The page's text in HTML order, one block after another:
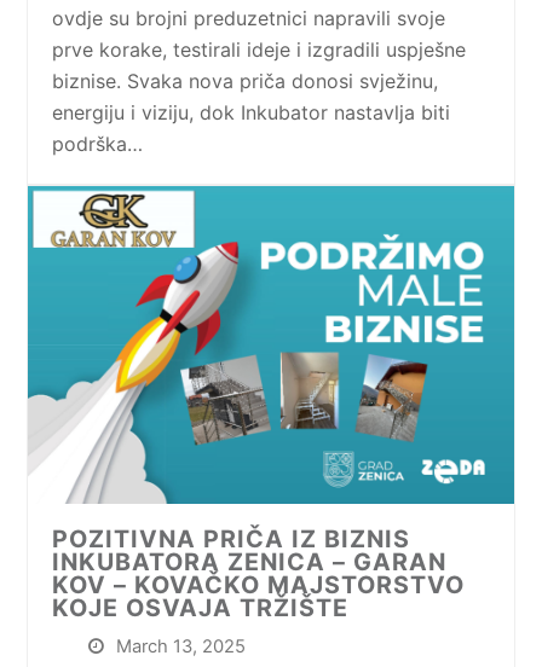
ovdje su brojni preduzetnici napravili svoje
prve korake, testirali ideje i izgradili uspješne
biznise. Svaka nova priča donosi svježinu,
energiju i viziju, dok Inkubator nastavlja biti
podrška…
POZITIVNA PRIČA IZ BIZNIS
INKUBATORA ZENICA – GARAN
KOV – KOVAČKO MAJSTORSTVO
KOJE OSVAJA TRŽIŠTE
March 13, 2025